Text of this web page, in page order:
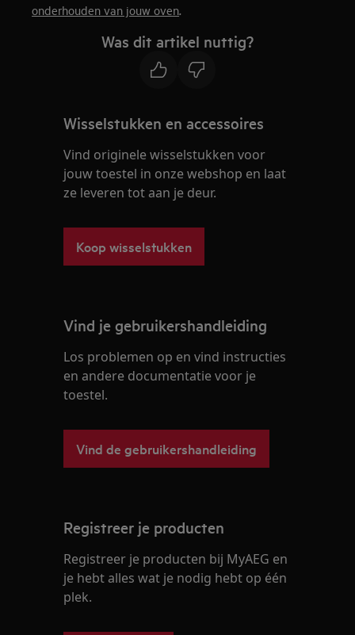
onderhouden van jouw oven.
Was dit artikel nuttig?
Wisselstukken en accessoires
Vind originele wisselstukken voor
jouw toestel in onze webshop en laat
ze leveren tot aan je deur.
Koop wisselstukken
Vind je gebruikershandleiding
Los problemen op en vind instructies
en andere documentatie voor je
toestel.
Vind de gebruikershandleiding
Registreer je producten
Registreer je producten bij MyAEG en
je hebt alles wat je nodig hebt op één
plek.